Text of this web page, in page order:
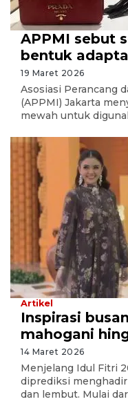
APPMI sebut
bentuk
19 Maret 2026
Asosiasi Perancang
(APPMI) Jakarta
mewah untuk
Artikel
Inspirasi
mahogani
14 Maret 2026
Menjelang Idul Fitri
diprediksi
dan lembut. Mulai